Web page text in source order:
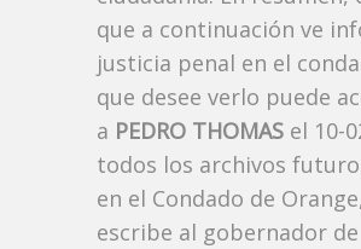
que a continuación ve
justicia penal en el
que desee verlo puede
a PEDRO THOMAS el 10-
todos los archivos
en el Condado de
escribe al gobernador